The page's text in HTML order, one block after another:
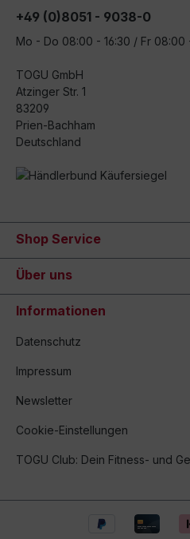
+49 (0)8051 - 9038-0
Mo - Do 08:00 - 16:30 / Fr 08:00
TOGU GmbH
Atzinger Str. 1
83209
Prien-Bachham
Deutschland
Shop Service
Über uns
Informationen
Datenschutz
Impressum
Newsletter
Cookie-Einstellungen
TOGU Club: Dein Fitness- und